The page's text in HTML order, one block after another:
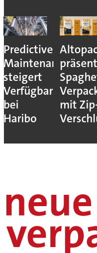
Predictive
Maintenance
steigert
Verfügbarkeit
bei
Haribo
mit